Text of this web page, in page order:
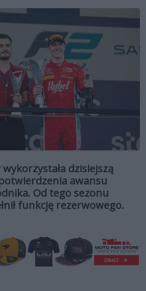
dzisiejszą
awansu
Od tego sezonu
funkcję rezerwowego.